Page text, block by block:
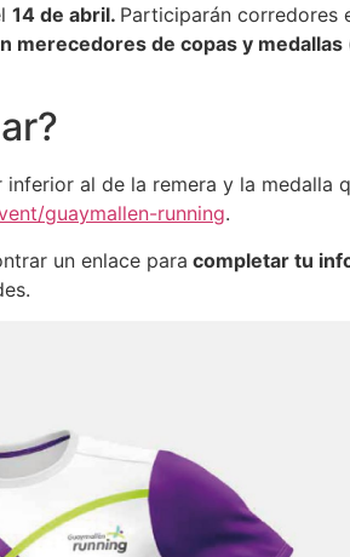
14 de abril. Participarán corredores
merecedores de copas y medallas
inferior al de la remera y la medalla
guaymallen-running.
un enlace para completar tu